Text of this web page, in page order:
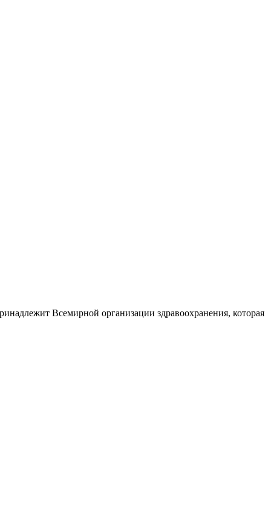
Всемирной организации здравоохранения, которая